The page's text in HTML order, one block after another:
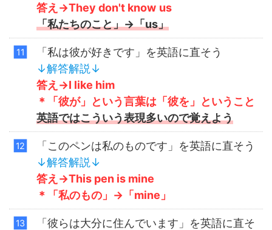
答え→They don't know us
「私たちのこと」→「us」
「私は彼が好きです」を英語に直そう
↓解答解説↓
答え→I like him
＊「彼が」という言葉は「彼を」ということ
英語ではこういう表現多いので覚えよう
「このペンは私のものです」を英語に直そう
↓解答解説↓
答え→This pen is mine
＊「私のもの」→「mine」
「彼らは大分に住んでいます」を英語に直そ